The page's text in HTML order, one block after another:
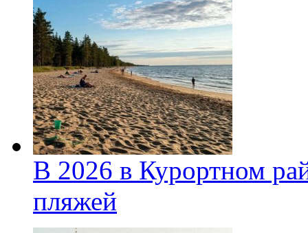
В 2026 в Курортном
пляжей